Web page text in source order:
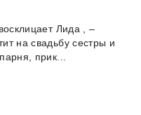
восклицает Лида , –
на свадьбу сестры и
парня, прик...